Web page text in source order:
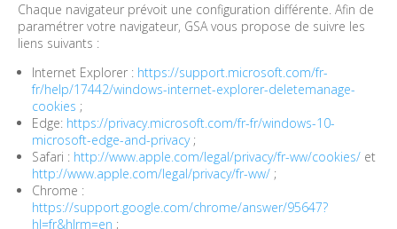
Chaque navigateur prévoit une configuration différente. Afin de
paramétrer votre navigateur, GSA vous propose de suivre les
liens suivants :
Internet Explorer : https://support.microsoft.com/fr-
fr/help/17442/windows-internet-explorer-deletemanage-
cookies ;
Edge: https://privacy.microsoft.com/fr-fr/windows-10-
microsoft-edge-and-privacy;
Safari : http://www.apple.com/legal/privacy/fr-ww/cookies/ et
http://www.apple.com/legal/privacy/fr-ww/ ;
Chrome :
https://support.google.com/chrome/answer/95647?
hl=fr&hlrm=en ;